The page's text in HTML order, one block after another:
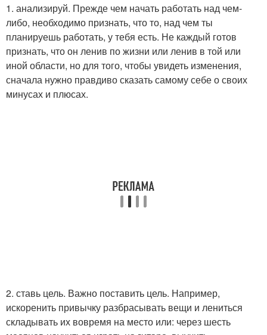
1. анализируй. Прежде чем начать работать над чем-
либо, необходимо признать, что то, над чем ты
планируешь работать, у тебя есть. Не каждый готов
признать, что он ленив по жизни или ленив в той или
иной области, но для того, чтобы увидеть изменения,
сначала нужно правдиво сказать самому себе о своих
минусах и плюсах.
2. ставь цель. Важно поставить цель. Например,
искоренить привычку разбрасывать вещи и лениться
складывать их вовремя на место или: через шесть